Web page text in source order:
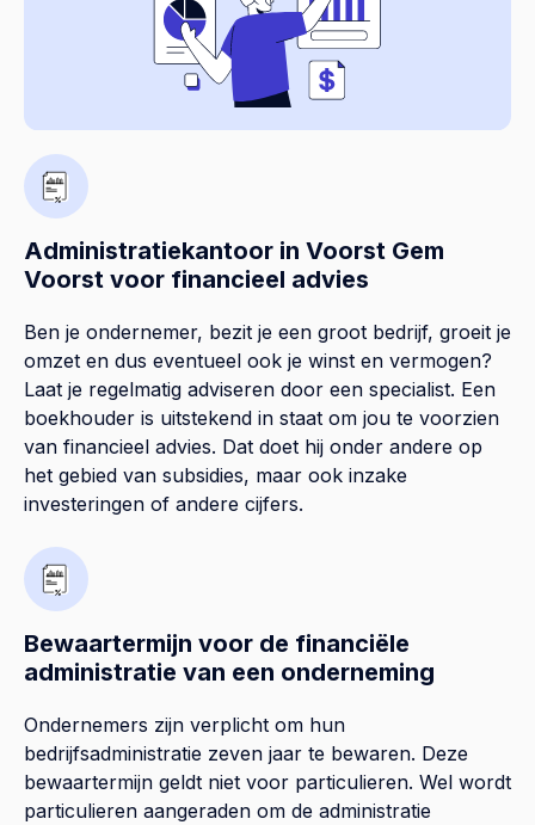
Administratiekantoor in Voorst Gem
Voorst voor financieel advies
Ben je ondernemer, bezit je een groot bedrijf, groeit je
omzet en dus eventueel ook je winst en vermogen?
Laat je regelmatig adviseren door een specialist. Een
boekhouder is uitstekend in staat om jou te voorzien
van financieel advies. Dat doet hij onder andere op
het gebied van subsidies, maar ook inzake
investeringen of andere cijfers.
Bewaartermijn voor de financiële
administratie van een onderneming
Ondernemers zijn verplicht om hun
bedrijfsadministratie zeven jaar te bewaren. Deze
bewaartermijn geldt niet voor particulieren. Wel wordt
particulieren aangeraden om de administratie